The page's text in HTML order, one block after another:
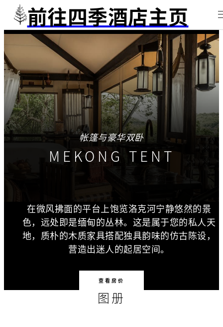
前往四季酒店主页
帐篷与豪华双卧
MEKONG TENT
在微风拂面的平台上饱览洛克河宁静悠然的景
色，远处即是缅甸的丛林。这是属于您的私人天
地，质朴的木质家具搭配独具韵味的仿古陈设，
营造出迷人的起居空间。
查看房价
图册